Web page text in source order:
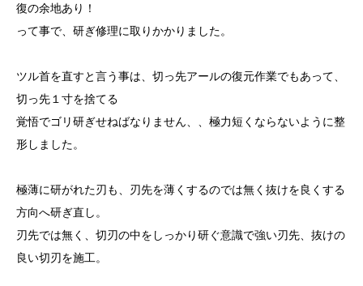
復の余地あり！
って事で、研ぎ修理に取りかかりました。
ツル首を直すと言う事は、切っ先アールの復元作業でもあって、
切っ先１寸を捨てる
覚悟でゴリ研ぎせねばなりません、、極力短くならないように整
形しました。
極薄に研がれた刃も、刃先を薄くするのでは無く抜けを良くする
方向へ研ぎ直し。
刃先では無く、切刃の中をしっかり研ぐ意識で強い刃先、抜けの
良い切刃を施工。